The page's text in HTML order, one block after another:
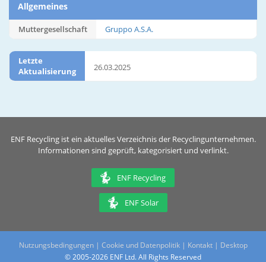
Allgemeines
Muttergesellschaft Gruppo A.S.A.
Letzte
Aktualisierung
26.03.2025
ENF Recycling ist ein aktuelles Verzeichnis der Recyclingunternehmen.
Informationen sind geprüft, kategorisiert und verlinkt.
ENF Recycling
ENF Solar
Nutzungsbedingungen| Cookie und Datenpolitik| Kontakt | Desktop
© 2005-2026 ENF Ltd. All Rights Reserved